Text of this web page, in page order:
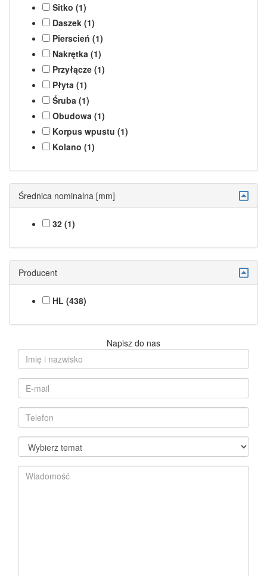
Sitko (1)
Daszek (1)
Pierscień (1)
Nakrętka (1)
Przyłącze (1)
Płyta (1)
Śruba (1)
Obudowa (1)
Korpus wpustu (1)
Kolano (1)
Średnica nominalna [mm]
32 (1)
Producent
HL (438)
Napisz do nas